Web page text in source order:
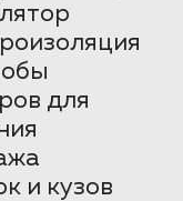
для
и кузов